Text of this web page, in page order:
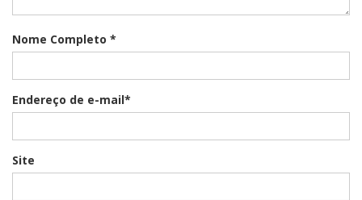
Nome Completo *
Endereço de e-mail*
Site